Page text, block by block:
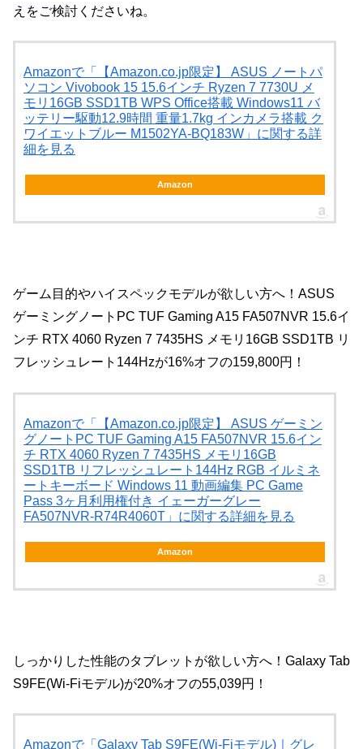
えをご検討くださいね。
Amazonで「【Amazon.co.jp限定】 ASUS ノートパ
ソコン Vivobook 15 15.6インチ Ryzen 7 7730U メ
モリ16GB SSD1TB WPS Office搭載 Windows11 バ
ッテリー駆動12.9時間 重量1.7kg インカメラ搭載 ク
ワイエットブルー M1502YA-BQ183W」に関する詳
細を見る
Amazon
ゲーム目的やハイスペックモデルが欲しい方へ！ASUS
ゲーミングノートPC TUF Gaming A15 FA507NVR 15.6イ
ンチ RTX 4060 Ryzen 7 7435HS メモリ16GB SSD1TB リ
フレッシュレート144Hzが16%オフの159,800円！
Amazonで「【Amazon.co.jp限定】 ASUS ゲーミン
グノートPC TUF Gaming A15 FA507NVR 15.6イン
チ RTX 4060 Ryzen 7 7435HS メモリ16GB
SSD1TB リフレッシュレート144Hz RGB イルミネ
ートキーボード Windows 11 動画編集 PC Game
Pass 3ヶ月利用権付き イェーガーグレー
FA507NVR-R74R4060T」に関する詳細を見る
Amazon
しっかりした性能のタブレットが欲しい方へ！Galaxy Tab
S9FE(Wi-Fiモデル)が20%オフの55,039円！
Amazonで「Galaxy Tab S9FE(Wi-Fiモデル)｜グレ